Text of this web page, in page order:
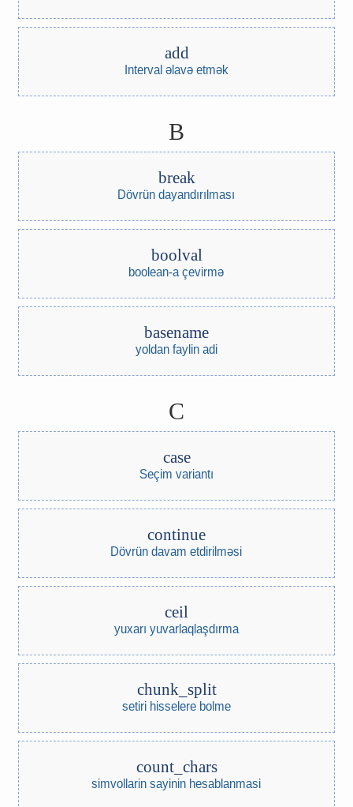
add
Interval əlavə etmək
B
break
Dövrün dayandırılması
boolval
boolean-a çevirmə
basename
yoldan faylin adi
C
case
Seçim variantı
continue
Dövrün davam etdirilməsi
ceil
yuxarı yuvarlaqlaşdırma
chunk_split
setiri hisselere bolme
count_chars
simvollarin sayinin hesablanmasi